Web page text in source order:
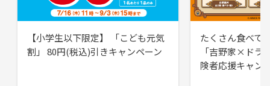
【小学生以下限定】 「こども元気
割」 80円(税込)引きキャンペーン
たくさん食べて
「吉野家×ドラ
険者応援キャン